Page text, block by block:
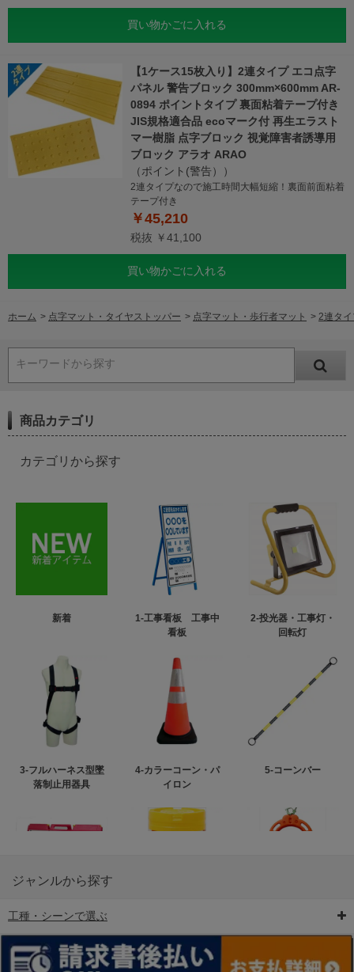
買い物かごに入れる
【1ケース15枚入り】2連タイプ エコ点字
パネル 警告ブロック 300mm×600mm AR-
0894 ポイントタイプ 裏面粘着テープ付き
JIS規格適合品 ecoマーク付 再生エラスト
マー樹脂 点字ブロック 視覚障害者誘導用
ブロック アラオ ARAO
（ポイント(警告））
2連タイプなので施工時間大幅短縮！裏面前面粘着
テープ付き
￥45,210
税抜 ￥41,100
買い物かごに入れる
ホーム > 点字マット・タイヤストッパー > 点字マット・歩行者マット > 2連タ
キーワードから探す
商品カテゴリ
カテゴリから探す
新着
1-工事看板 工事中
看板
2-投光器・工事灯・
回転灯
3-フルハーネス型墜
落制止用器具
4-カラーコーン・パ
イロン
5-コーンバー
6-矢印板/LED矢印板
ンス
ジャンルから探す
工種・シーンで選ぶ